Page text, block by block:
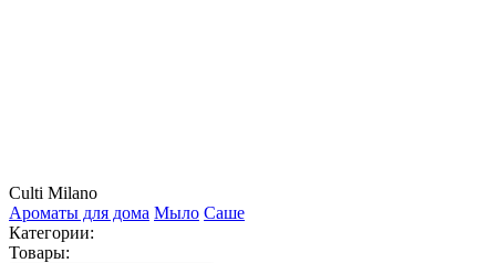
Culti Milano
Ароматы для дома Мыло Саше
Категории:
Товары: